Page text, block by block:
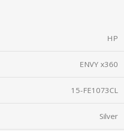
HP
ENVY x360
15-FE1073CL
Silver